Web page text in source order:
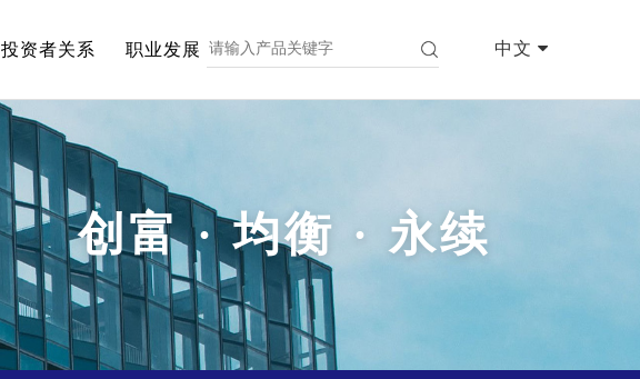
投资者关系 职业发展 中文
创富 · 均衡 · 永续